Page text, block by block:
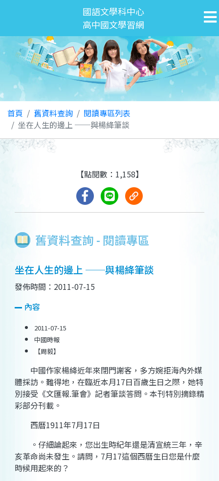
國語文學科中心
高中國文學習網
首頁 舊資料查詢
閱讀專區列表
坐在人生的邊上 ──與楊絳筆談
舊資料查詢 - 閱讀專區
【點閱數：1,158】
坐在人生的邊上 ──與楊絳筆談
發佈時間：2011-07-15
內容
2011-07-15
中國時報
【周毅】
中國作家楊絳近年來閉門謝客，多方婉拒海內外媒
體採訪。難得地，在臨近本月17日百歲生日之際，她特
別接受《文匯報.筆會》記者筆談答問。本刊特別摘錄精
彩部分刊載。
西曆1911年7月17日
。仔細論起來，您出生時紀年還是清宣統三年，辛
亥革命尚未發生。請問，7月17這個西曆生日您是什麼
時候用起來的？